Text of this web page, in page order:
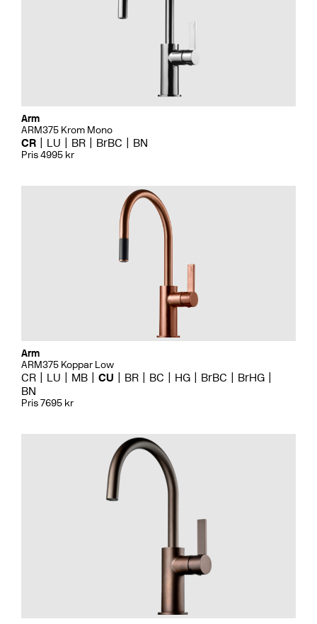
Arm
ARM375 Krom Mono
CR LU BR BrBC BN
Pris 4995 kr
Arm
ARM375 Koppar Low
CR LU MB CU BR BC HG BrBC
BrHG
BN
Pris 7695 kr